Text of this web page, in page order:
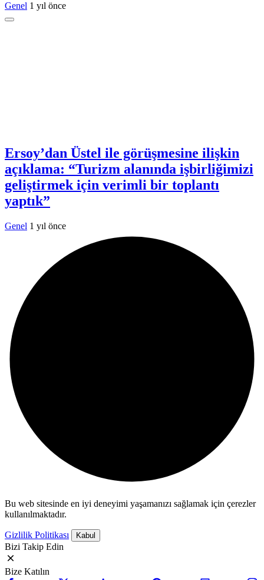
Genel 1 yıl önce
Ersoy’dan Üstel ile görüşmesine ilişkin
açıklama: “Turizm alanında işbirliğimizi
geliştirmek için verimli bir toplantı
yaptık”
Genel 1 yıl önce
Bu web sitesinde en iyi deneyimi yaşamanızı sağlamak için çerezler
kullanılmaktadır.
Gizlilik Politikası Kabul
Bizi Takip Edin
Bize Katılın